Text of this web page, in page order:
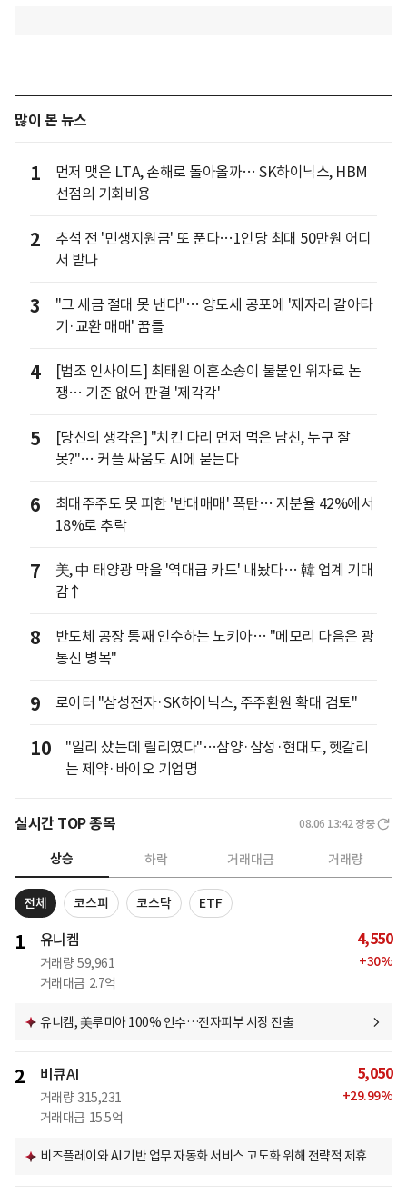
많이 본 뉴스
1
먼저 맺은 LTA, 손해로 돌아올까… SK하이닉스, HBM
선점의 기회비용
2
추석 전 '민생지원금' 또 푼다…1인당 최대 50만원 어디
서 받나
3
"그 세금 절대 못 낸다"… 양도세 공포에 '제자리 갈아타
기·교환 매매' 꿈틀
4
[법조 인사이드] 최태원 이혼소송이 불붙인 위자료 논
쟁… 기준 없어 판결 '제각각'
5
[당신의 생각은] "치킨 다리 먼저 먹은 남친, 누구 잘
못?"… 커플 싸움도 AI에 묻는다
6
최대주주도 못 피한 '반대매매' 폭탄… 지분율 42%에서
18%로 추락
7
美, 中 태양광 막을 '역대급 카드' 내놨다… 韓 업계 기대
감↑
8
반도체 공장 통째 인수하는 노키아… "메모리 다음은 광
통신 병목"
9 로이터 "삼성전자·SK하이닉스, 주주환원 확대 검토"
10
"일리 샀는데 릴리였다"…삼양·삼성·현대도, 헷갈리
는 제약·바이오 기업명
실시간 TOP 종목 08.06 13:42 장중
상승 하락 거래대금 거래량
전체 코스피 코스닥 ETF
1 유니켐
거래량 59,961
거래대금 2.7억
4,550
+30%
유니켐, 美루미아 100% 인수…전자피부 시장 진출
2 비큐AI
거래량 315,231
거래대금 15.5억
5,050
+29.99%
비즈플레이와 AI 기반 업무 자동화 서비스 고도화 위해 전략적 제휴